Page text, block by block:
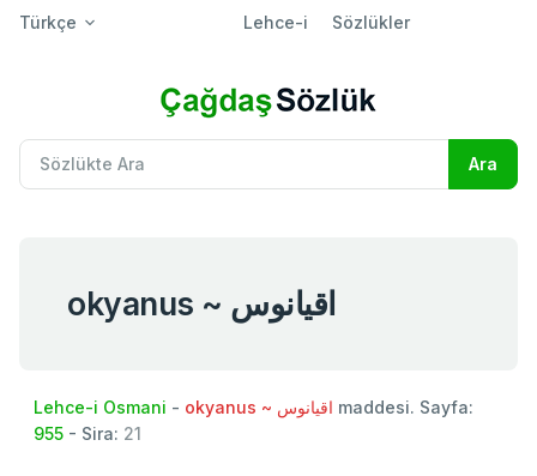
Türkçe Lehce-i Sözlükler
okyanus ~ اقيانوس
Lehce-i Osmani - okyanus ~ اقيانوس maddesi. Sayfa:
955 - Sira: 21